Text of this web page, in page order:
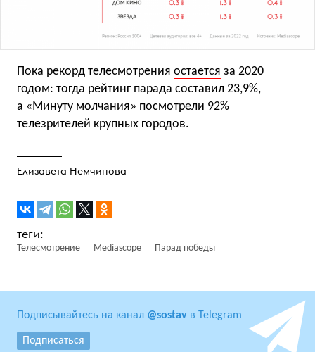
Пока рекорд телесмотрения остается за 2020
годом: тогда рейтинг парада составил 23,9%,
а «Минуту молчания» посмотрели 92%
телезрителей крупных городов.
Елизавета Немчинова
Телесмотрение Mediascope Парад победы
Подписывайтесь на канал @sostav в Telegram
Подписаться